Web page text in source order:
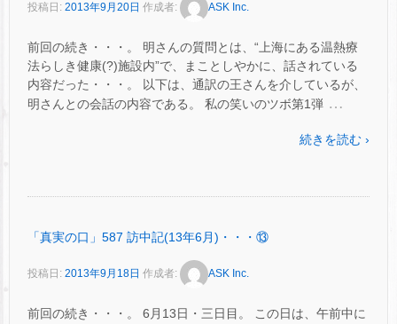
投稿日: 2013年9月20日 作成者: ASK Inc.
前回の続き・・・。 明さんの質問とは、“上海にある温熱療
法らしき健康(?)施設内”で、まことしやかに、話されている
内容だった・・・。 以下は、通訳の王さんを介しているが、
明さんとの会話の内容である。 私の笑いのツボ第1弾 …
続きを読む ›
「真実の口」587 訪中記(13年6月)・・・⑬
投稿日: 2013年9月18日 作成者: ASK Inc.
前回の続き・・・。 6月13日・三日目。 この日は、午前中に